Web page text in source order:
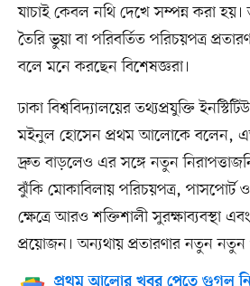
যাচাই কেবল নথি দেখে সম্পন্ন করা হয়।
তৈরি ভুয়া বা পরিবর্তিত পরিচয়পত্র
বলে মনে করছেন বিশেষজ্ঞরা।
ঢাকা বিশ্ববিদ্যালয়ের তথ্যপ্রযুক্তি
মইনুল হোসেন প্রথম আলোকে বলেন,
দ্রুত বাড়লেও এর সঙ্গে নতুন
ঝুঁকি মোকাবিলায় পরিচয়পত্র, পাসপোর্ট
ক্ষেত্রে আরও শক্তিশালী সুরক্ষাব্যবস্থা
প্রয়োজন। অন্যথায় প্রতারণার নতুন নতুন
প্রথম আলোর খবর পেতে গুগল